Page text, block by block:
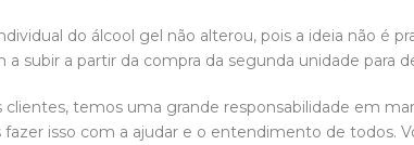
do álcool gel não alterou, pois a ideia não é
a subir a partir da compra da segunda unidade para
clientes, temos uma grande responsabilidade em
isso com a ajudar e o entendimento de todos.